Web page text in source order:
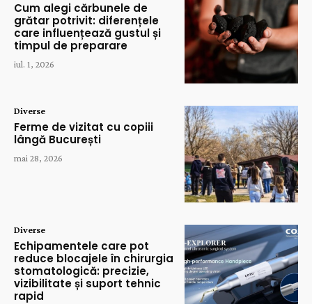
Cum alegi cărbunele de
grătar potrivit: diferențele
care influențează gustul și
timpul de preparare
iul. 1, 2026
Diverse
Ferme de vizitat cu copiii
lângă București
mai 28, 2026
Diverse
Echipamentele care pot
reduce blocajele în chirurgia
stomatologică: precizie,
vizibilitate și suport tehnic
rapid